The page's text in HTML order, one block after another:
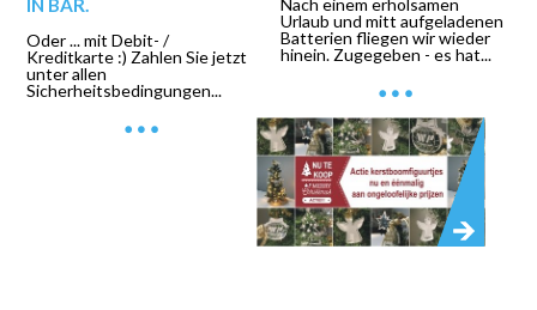
IN BAR.
Oder ... mit Debit- /
Kreditkarte :) Zahlen Sie jetzt
unter allen
Sicherheitsbedingungen...
Nach einem erholsamen
Urlaub und mitt aufgeladenen
Batterien fliegen wir wieder
hinein. Zugegeben - es hat...